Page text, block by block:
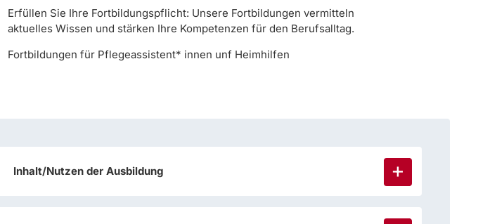
Erfüllen Sie Ihre Fortbildungspflicht: Unsere Fortbildungen vermitteln
aktuelles Wissen und stärken Ihre Kompetenzen für den Berufsalltag.
Fortbildungen für Pflegeassistent* innen unf Heimhilfen
Inhalt/Nutzen der Ausbildung